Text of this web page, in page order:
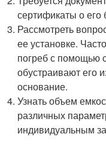
сертификаты о его
Рассмотреть
ее установке.
погреб с помощью
обустраивают его
основание.
Узнать объем
различных
индивидуальным